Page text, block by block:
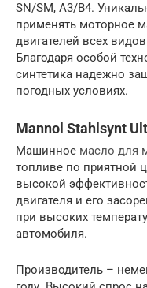
SN/SM, A3/B4.
применять моторное
двигателей всех
Благодаря особой
синтетика надежно
погодных условиях.
Mannol Stahlsynt
Машинное масло для
топливе по приятной
высокой
двигателя и его
при высоких
автомобиля.
Производитель –